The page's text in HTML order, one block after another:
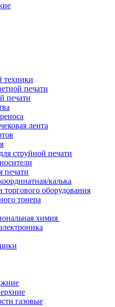
техники
печати
печати
лента
струйной печати
печати
калька
оборудования
тонера
химия
газовые